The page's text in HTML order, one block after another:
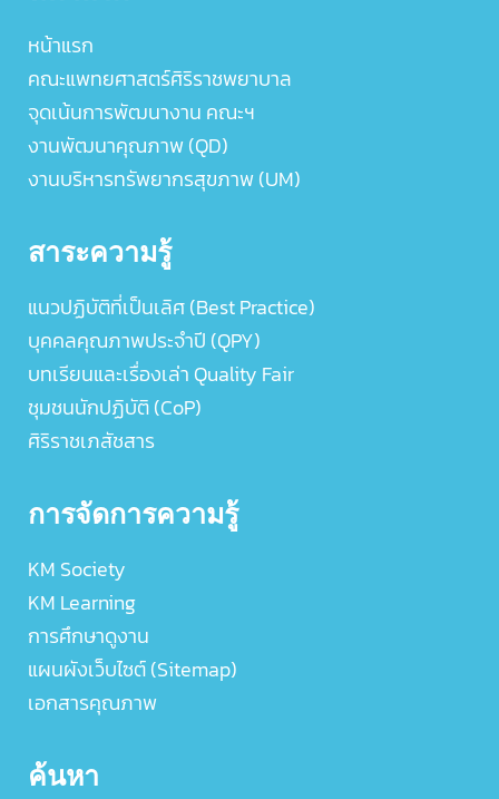
หน้าแรก
คณะแพทยศาสตร์ศิริราชพยาบาล
จุดเน้นการพัฒนางาน คณะฯ
งานพัฒนาคุณภาพ (QD)
งานบริหารทรัพยากรสุขภาพ (UM)
สาระความรู้
แนวปฏิบัติที่เป็นเลิศ (Best Practice)
บุคคลคุณภาพประจำปี (QPY)
บทเรียนและเรื่องเล่า Quality Fair
ชุมชนนักปฏิบัติ (CoP)
ศิริราชเภสัชสาร
การจัดการความรู้
KM Society
KM Learning
การศึกษาดูงาน
แผนผังเว็บไซต์ (Sitemap)
เอกสารคุณภาพ
ค้นหา